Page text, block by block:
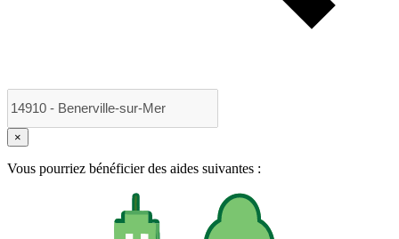
×
Vous pourriez bénéficier des aides suivantes :